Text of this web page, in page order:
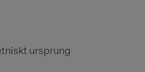
ursprung